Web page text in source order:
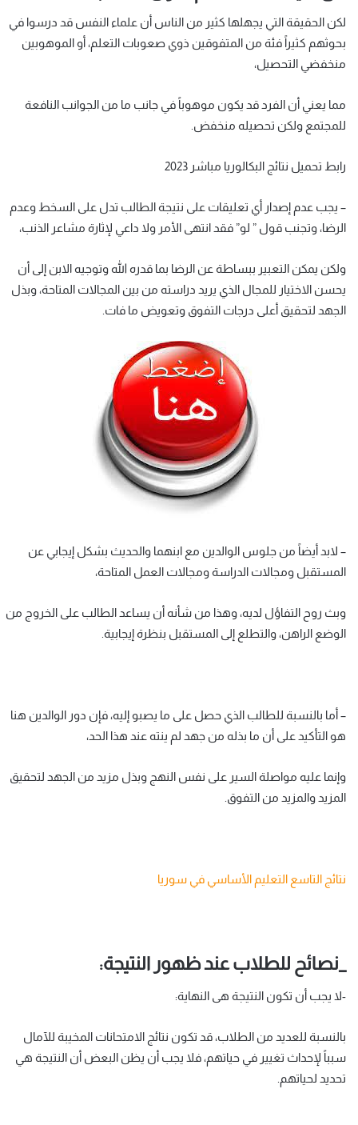
لكن الحقيقة التي يجهلها كثير من الناس أن علماء النفس قد درسوا في
بحوثهم كثيراً فئة من المتفوقين ذوي صعوبات التعلم، أو الموهوبين
منخفضي التحصيل،
مما يعني أن الفرد قد يكون موهوباً في جانب ما من الجوانب النافعة
للمجتمع ولكن تحصيله منخفض.
رابط تحميل نتائج البكالوريا مباشر 2023
– يجب عدم إصدار أي تعليقات على نتيجة الطالب تدل على السخط وعدم
الرضا، وتجنب قول ” لو” فقد انتهى الأمر ولا داعي لإثارة مشاعر الذنب،
ولكن يمكن التعبير ببساطة عن الرضا بما قدره الله وتوجيه الابن إلى أن
يحسن الاختيار للمجال الذي يريد دراسته من بين المجالات المتاحة، وبذل
الجهد لتحقيق أعلى درجات التفوق وتعويض ما فات.
– لابد أيضاً من جلوس الوالدين مع ابنهما والحديث بشكل إيجابي عن
المستقبل ومجالات الدراسة ومجالات العمل المتاحة،
وبث روح التفاؤل لديه، وهذا من شأنه أن يساعد الطالب على الخروج من
الوضع الراهن، والتطلع إلى المستقبل بنظرة إيجابية.
– أما بالنسبة للطالب الذي حصل على ما يصبو إليه، فإن دور الوالدين هنا
هو التأكيد على أن ما بذله من جهد لم ينته عند هذا الحد،
وإنما عليه مواصلة السير على نفس النهج وبذل مزيد من الجهد لتحقيق
المزيد والمزيد من التفوق.
نتائج التاسع التعليم الأساسي في سوريا
_نصائح للطلاب عند ظهور النتيجة:
-لا يجب أن تكون النتيجة هى النهاية:
بالنسبة للعديد من الطلاب، قد تكون نتائج الامتحانات المخيبة للآمال
سبباً لإحداث تغيير في حياتهم، فلا يجب أن يظن البعض أن النتيجة هي
تحديد لحياتهم.